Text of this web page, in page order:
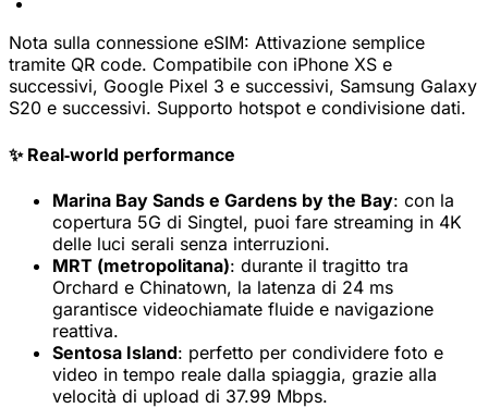
Nota sulla connessione eSIM: Attivazione semplice
tramite QR code. Compatibile con iPhone XS e
successivi, Google Pixel 3 e successivi, Samsung Galaxy
S20 e successivi. Supporto hotspot e condivisione dati.
✨ Real‑world performance
Marina Bay Sands e Gardens by the Bay: con la
copertura 5G di Singtel, puoi fare streaming in 4K
delle luci serali senza interruzioni.
MRT (metropolitana): durante il tragitto tra
Orchard e Chinatown, la latenza di 24 ms
garantisce videochiamate fluide e navigazione
reattiva.
Sentosa Island: perfetto per condividere foto e
video in tempo reale dalla spiaggia, grazie alla
velocità di upload di 37.99 Mbps.